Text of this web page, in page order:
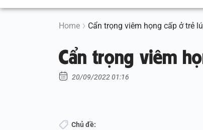
n
Home Cẩn trọng viêm họng cấp ở trẻ
Cẩn trọng viêm
20/09/2022 01:16
Chủ đề: